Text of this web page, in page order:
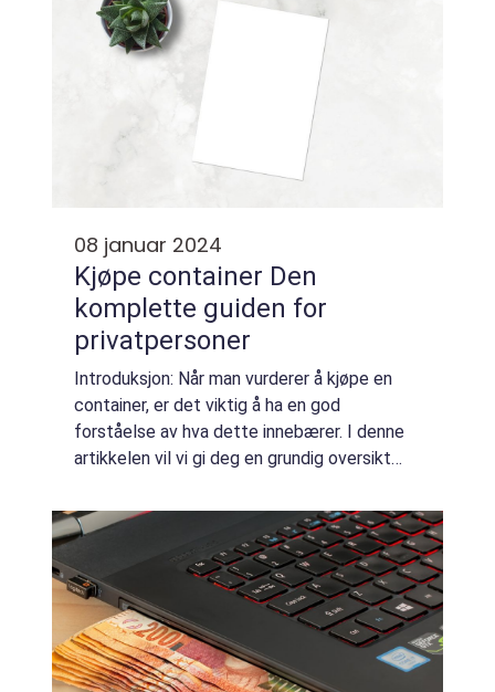
08 januar 2024
Kjøpe container Den
komplette guiden for
privatpersoner
Introduksjon: Når man vurderer å kjøpe en
container, er det viktig å ha en god
forståelse av hva dette innebærer. I denne
artikkelen vil vi gi deg en grundig oversikt
og deres popularitet, se på kvantitati...